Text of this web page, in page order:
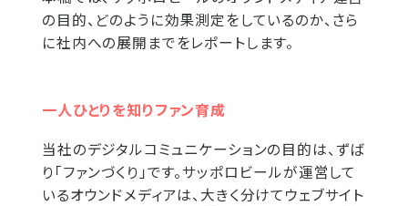
の目的、どのように効果測定をしているのか、さら
に社内への展開までをレポートします。
一人ひとりを知りファン育成
当社のデジタルコミュニケーションの目的は、ずば
り「ファンづくり」です。サッポロビールが運営して
いるオウンドメディアは、大きく分けてウェブサイト